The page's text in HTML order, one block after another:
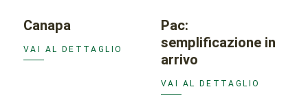
Canapa
VAI AL DETTAGLIO
Pac:
semplificazione in
arrivo
VAI AL DETTAGLIO